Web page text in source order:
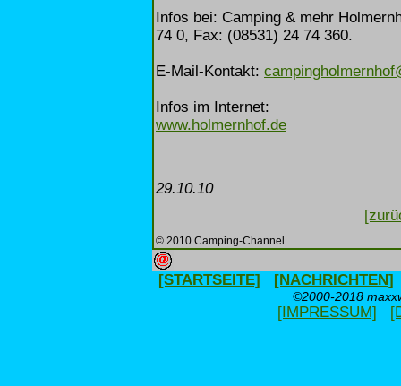
Infos bei: Camping & mehr
74 0, Fax: (08531) 24 74 360.
E-Mail-Kontakt:
Infos im Internet:
www.holmernhof.de
29.10.10
© 2010 Camping-Channel
[STARTSEITE] [NACHRICHTEN]
©2000-2018
[IMPRESSUM]